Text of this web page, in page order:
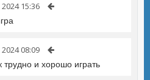
15:36
08:09
трудно и хорошо играть